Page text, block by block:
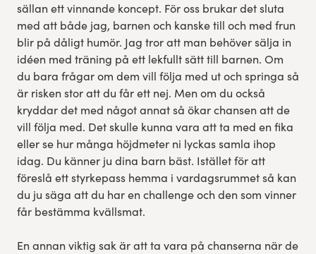
sällan ett vinnande koncept. För oss brukar det sluta
med att både jag, barnen och kanske till och med frun
blir på dåligt humör. Jag tror att man behöver sälja in
idéen med träning på ett lekfullt sätt till barnen. Om
du bara frågar om dem vill följa med ut och springa så
är risken stor att du får ett nej. Men om du också
kryddar det med något annat så ökar chansen att de
vill följa med. Det skulle kunna vara att ta med en fika
eller se hur många höjdmeter ni lyckas samla ihop
idag. Du känner ju dina barn bäst. Istället för att
föreslå ett styrkepass hemma i vardagsrummet så kan
du ju säga att du har en challenge och den som vinner
får bestämma kvällsmat.
En annan viktig sak är att ta vara på chanserna när de